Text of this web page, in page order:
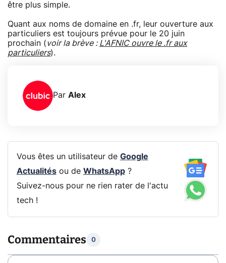
être plus simple.
Quant aux noms de domaine en .fr, leur ouverture aux
particuliers est toujours prévue pour le 20 juin
prochain (voir la brève : L'AFNIC ouvre le .fr aux
particuliers).
Par Alex
Vous êtes un utilisateur de Google
Actualitésou de WhatsApp?
Suivez-nous pour ne rien rater de l'actu
tech !
Commentaires 0